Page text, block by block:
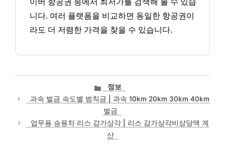
이버 항공권 등에서 최저가를 검색해 볼 수 있습
니다. 여러 플랫폼을 비교하면 동일한 항공권이
라도 더 저렴한 가격을 찾을 수 있습니다.
카
테
고
리
정보
과속 벌금 속도별 범칙금 | 과속 10km 20km 30km 40km
벌금
업무용 승용차 리스 감가상각 | 리스 감가상각비상당액 계
산